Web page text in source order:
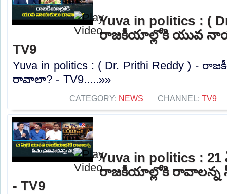
Yuva in politics : (
రాజకీయాల్లోకి యువ
TV9
Yuva in politics : ( Dr. Prithi Reddy ) -
రావాలా? - TV9.....»»
CATEGORY: NEWS CHANNEL: TV9
Yuva in politics : 21
రాజకీయాల్లోకి రావాలన్న
- TV9